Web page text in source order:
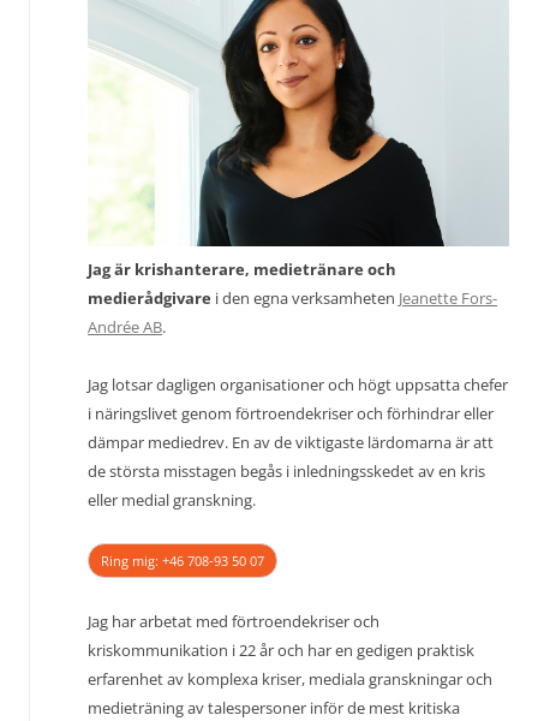
Jag är krishanterare, medietränare och
medierådgivare i den egna verksamheten Jeanette Fors-
Andrée AB.
Jag lotsar dagligen organisationer och högt uppsatta chefer
i näringslivet genom förtroendekriser och förhindrar eller
dämpar mediedrev. En av de viktigaste lärdomarna är att
de största misstagen begås i inledningsskedet av en kris
eller medial granskning.
Ring mig: +46 708-93 50 07
Jag har arbetat med förtroendekriser och
kriskommunikation i 22 år och har en gedigen praktisk
erfarenhet av komplexa kriser, mediala granskningar och
medieträning av talespersoner inför de mest kritiska